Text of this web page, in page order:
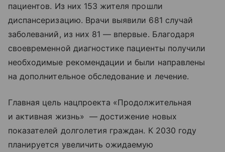
пациентов. Из них 153 жителя прошли
диспансеризацию. Врачи выявили 681 случай
заболеваний, из них 81 — впервые. Благодаря
своевременной диагностике пациенты получили
необходимые рекомендации и были направлены
на дополнительное обследование и лечение.
Главная цель нацпроекта «Продолжительная
и активная жизнь» — достижение новых
показателей долголетия граждан. К 2030 году
планируется увеличить ожидаемую